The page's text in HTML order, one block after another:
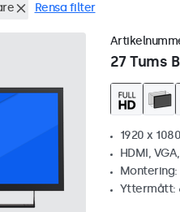
Rensa filter
27 Tums
1920 x
HDMI,
Yttermått: